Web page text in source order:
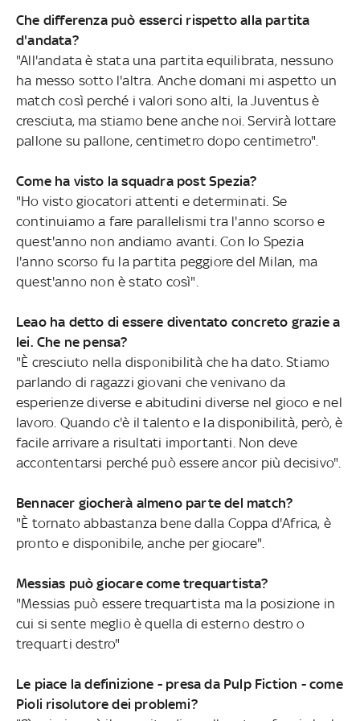
Che differenza può esserci rispetto alla partita
d'andata?
"All'andata è stata una partita equilibrata, nessuno
ha messo sotto l'altra. Anche domani mi aspetto un
match così perché i valori sono alti, la Juventus è
cresciuta, ma stiamo bene anche noi. Servirà lottare
pallone su pallone, centimetro dopo centimetro".
Come ha visto la squadra post Spezia?
"Ho visto giocatori attenti e determinati. Se
continuiamo a fare parallelismi tra l'anno scorso e
quest'anno non andiamo avanti. Con lo Spezia
l'anno scorso fu la partita peggiore del Milan, ma
quest'anno non è stato così".
Leao ha detto di essere diventato concreto grazie a
lei. Che ne pensa?
"È cresciuto nella disponibilità che ha dato. Stiamo
parlando di ragazzi giovani che venivano da
esperienze diverse e abitudini diverse nel gioco e nel
lavoro. Quando c'è il talento e la disponibilità, però, è
facile arrivare a risultati importanti. Non deve
accontentarsi perché può essere ancor più decisivo".
Bennacer giocherà almeno parte del match?
"È tornato abbastanza bene dalla Coppa d'Africa, è
pronto e disponibile, anche per giocare".
Messias può giocare come trequartista?
"Messias può essere trequartista ma la posizione in
cui si sente meglio è quella di esterno destro o
trequarti destro"
Le piace la definizione - presa da Pulp Fiction - come
Pioli risolutore dei problemi?